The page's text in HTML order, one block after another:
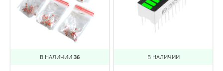
В НАЛИЧИИ 36 В НАЛИЧИИ